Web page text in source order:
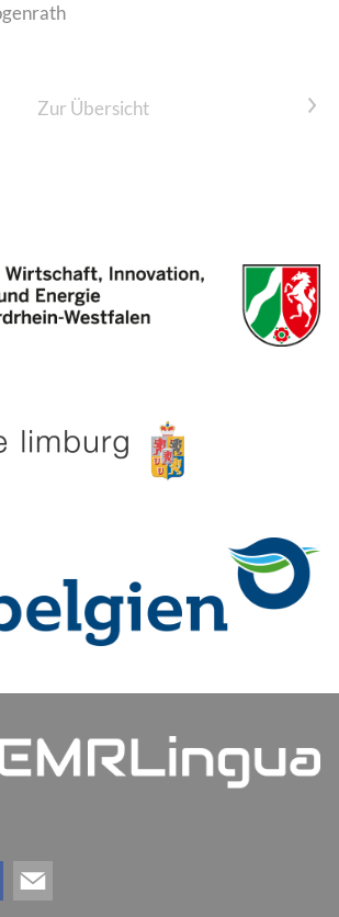
Zur Übersicht Nächster Artikel